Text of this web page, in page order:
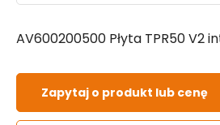
AV600200500 Płyta TPR50 V2
Zapytaj o produkt lub cenę